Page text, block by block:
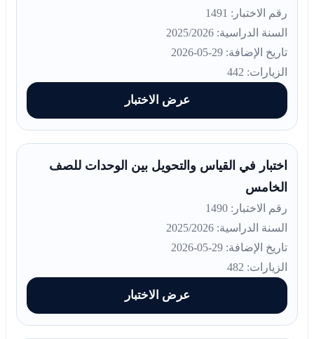
رقم الاختبار: 1491
السنة الدراسية: 2025/2026
تاريخ الإضافة: 29-05-2026
الزيارات: 442
عرض الاختبار
اختبار في القياس والتحويل بين الوحدات للصف
الخامس
رقم الاختبار: 1490
السنة الدراسية: 2025/2026
تاريخ الإضافة: 29-05-2026
الزيارات: 482
عرض الاختبار